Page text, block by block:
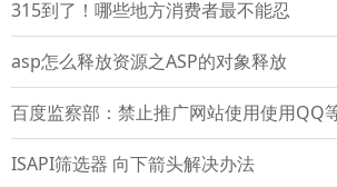
315到了！哪些地方消费者最不能忍
asp怎么释放资源之ASP的对象释放
ISAPI筛选器 向下箭头解决办法